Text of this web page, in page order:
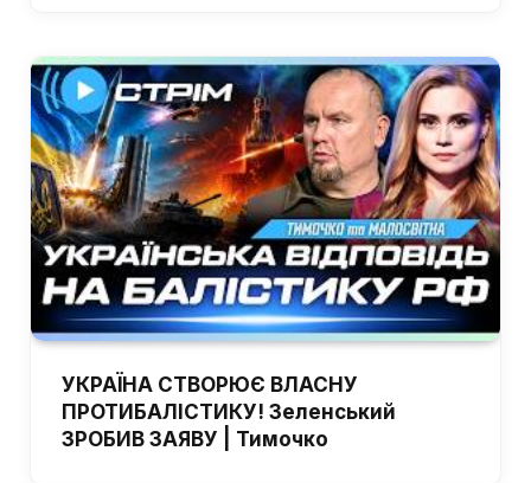
УКРАЇНА СТВОРЮЄ ВЛАСНУ
ПРОТИБАЛІСТИКУ! Зеленський
ЗРОБИВ ЗАЯВУ | Тимочко